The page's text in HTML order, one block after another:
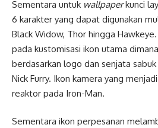
Sementara untuk wallpaperkunci
6 karakter yang dapat digunakan
Black Widow, Thor hingga
pada kustomisasi ikon utama
berdasarkan logo dan senjata sabuk
Nick Furry. Ikon kamera yang
reaktor pada Iron-Man.
Sementara ikon perpesanan